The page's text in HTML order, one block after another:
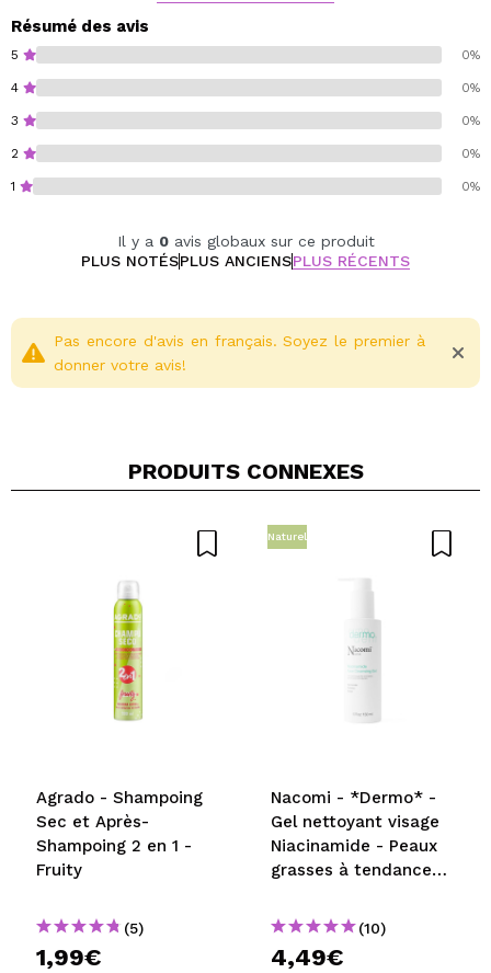
agissent en synergie pour renforcer, nourrir et
revitaliser chaque cheveu.
Particulièrement recommandé pour les cheveux
nécessitant une réparation intensive, ce soin laisse les
cheveux plus faciles à coiffer, plus doux et visiblement
plus forts, avec une apparence renouvelée et
éclatante.
Gluten free.
Résumé des avis
5 0%
4 0%
3 0%
2 0%
1 0%
Il y a 0avis globaux sur ce produit
PLUS NOTÉSPLUS ANCIENSPLUS RÉCENTS
Votre vidéo pourrait être la première. Imaginez...
Recommandez-vous cet achat? Oui
Pas encore d'avis en français. Soyez le premier à
donner votre avis!
PRODUITS CONNEXES
Agrado - Shampoing
Sec et Après-
Shampoing 2 en 1 -
Fruity
(5)
1,99€
Naturel
Nacomi - *Dermo* -
Gel nettoyant visage
Niacinamide - Peaux
grasses à tendance
(10)
4,49€